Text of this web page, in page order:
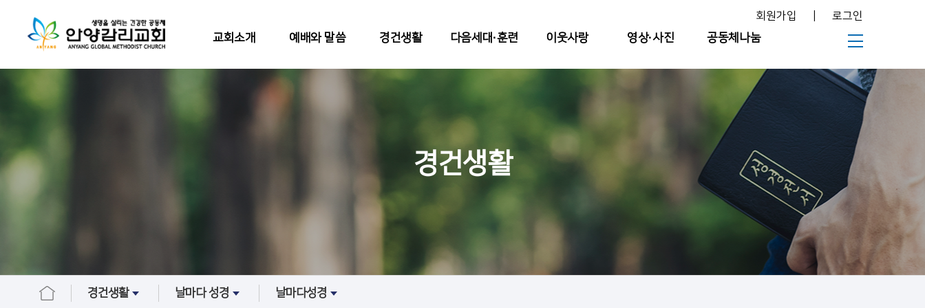
교회소개 예배와 말씀 경건생활 다음세대∙훈련 이웃사랑 영상∙사진 공동체나눔
회원가입 로그인
경건생활
경건생활 날마다 성경 날마다성경